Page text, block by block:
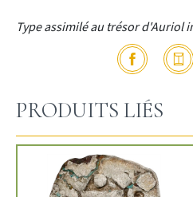
Type assimilé au trésor d'Auriol
PRODUITS LIÉS